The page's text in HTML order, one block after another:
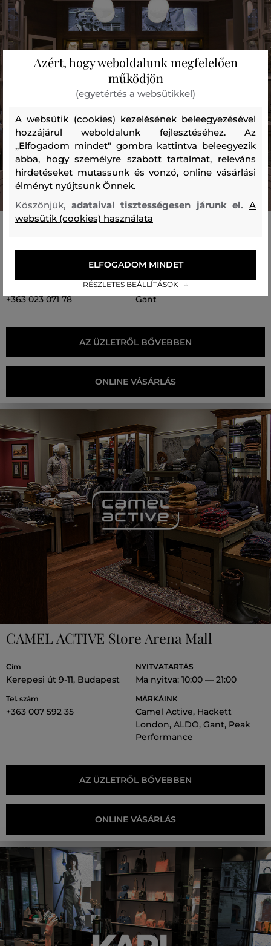
GANT Store Arena Mall
Kerepesi út 9-11, Budapest
+363 023 071 78
Ma nyitva: 10:00 — 21:00
MÁRKÁINK
Gant
AZ ÜZLETRŐL BŐVEBBEN
ONLINE VÁSÁRLÁS
CAMEL ACTIVE Store Arena Mall
Cím
Kerepesi út 9-11, Budapest
Tel. szám
+363 007 592 35
NYITVATARTÁS
Ma nyitva: 10:00 — 21:00
MÁRKÁINK
Camel Active, Hackett
London, ALDO, Gant, Peak
Performance
AZ ÜZLETRŐL BŐVEBBEN
ONLINE VÁSÁRLÁS
Azért, hogy weboldalunk megfelelően
működjön
(egyetértés a websütikkel)
A websütik (cookies) kezelésének beleegyezésével
hozzájárul weboldalunk fejlesztéséhez. Az
„Elfogadom mindet" gombra kattintva beleegyezik
abba, hogy személyre szabott tartalmat, releváns
hirdetéseket mutassunk és vonzó, online vásárlási
élményt nyújtsunk Önnek.
Köszönjük, adataival tisztességesen járunk el.A
websütik (cookies) használata
RÉSZLETES BEÁLLÍTÁSOK
ELFOGADOM MINDET